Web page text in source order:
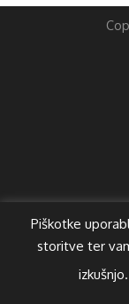
Piškotke
storitve ter
izkušnjo.